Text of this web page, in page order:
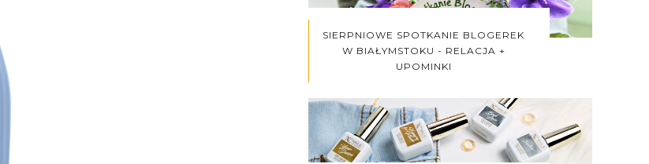
SIERPNIOWE SPOTKANIE BLOGEREK
W BIAŁYMSTOKU - RELACJA +
UPOMINKI